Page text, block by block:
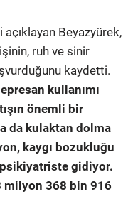
açıklayan Beyazyürek,
ruh ve sinir
kaydetti.
kullanımı
önemli bir
da kulaktan dolma
kaygı bozukluğu
psikiyatriste gidiyor.
milyon 368 bin 916